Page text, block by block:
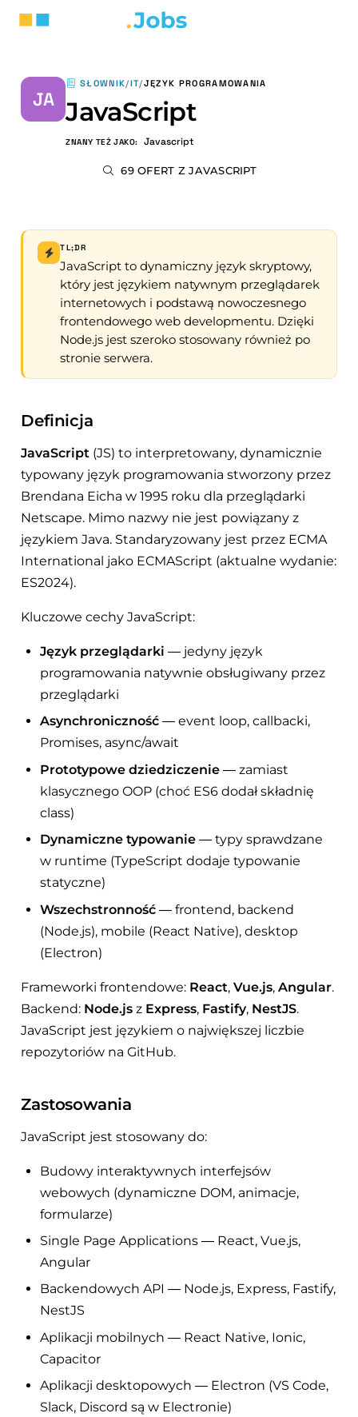
JA
SŁOWNIK/IT/JĘZYK PROGRAMOWANIA
JavaScript
ZNANY TEŻ JAKO: Javascript
69 OFERT Z JAVASCRIPT
TL;DR
JavaScript to dynamiczny język skryptowy,
który jest językiem natywnym przeglądarek
internetowych i podstawą nowoczesnego
frontendowego web developmentu. Dzięki
Node.js jest szeroko stosowany również po
stronie serwera.
Definicja
JavaScript (JS) to interpretowany, dynamicznie
typowany język programowania stworzony przez
Brendana Eicha w 1995 roku dla przeglądarki
Netscape. Mimo nazwy nie jest powiązany z
językiem Java. Standaryzowany jest przez ECMA
International jako ECMAScript (aktualne wydanie:
ES2024).
Kluczowe cechy JavaScript:
Język przeglądarki — jedyny język
programowania natywnie obsługiwany przez
przeglądarki
Asynchroniczność — event loop, callbacki,
Promises, async/await
Prototypowe dziedziczenie — zamiast
klasycznego OOP (choć ES6 dodał składnię
class)
Dynamiczne typowanie — typy sprawdzane
w runtime (TypeScript dodaje typowanie
statyczne)
Wszechstronność — frontend, backend
(Node.js), mobile (React Native), desktop
(Electron)
Frameworki frontendowe: React,Vue.js,Angular.
Backend: Node.js z Express, Fastify, NestJS.
JavaScript jest językiem o największej liczbie
repozytoriów na GitHub.
Zastosowania
JavaScript jest stosowany do:
Budowy interaktywnych interfejsów
webowych (dynamiczne DOM, animacje,
formularze)
Single Page Applications — React, Vue.js,
Angular
Backendowych API — Node.js, Express, Fastify,
NestJS
Aplikacji mobilnych — React Native, Ionic,
Capacitor
Aplikacji desktopowych — Electron (VS Code,
Slack, Discord są w Electronie)